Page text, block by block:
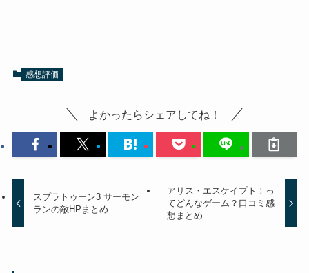
感想評価
よかったらシェアしてね！
スプラトゥーン3 サーモン
ランの敵HPまとめ
アリス・エスケイプト！っ
てどんなゲーム？口コミ感
想まとめ